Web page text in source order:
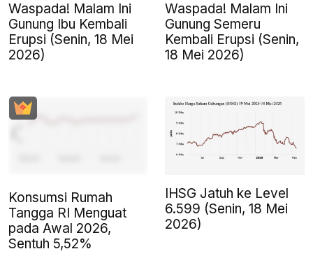
Waspada! Malam Ini
Gunung Ibu Kembali
Erupsi (Senin, 18 Mei
2026)
Waspada! Malam Ini
Gunung Semeru
Kembali Erupsi (Senin,
18 Mei 2026)
Konsumsi Rumah
Tangga RI Menguat
pada Awal 2026,
Sentuh 5,52%
IHSG Jatuh ke Level
6.599 (Senin, 18 Mei
2026)